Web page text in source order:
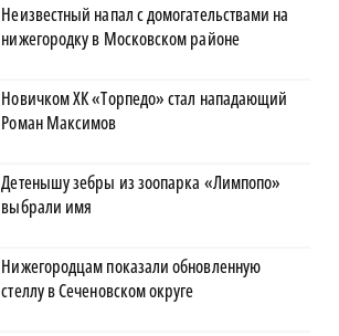
Неизвестный напал с домогательствами на
нижегородку в Московском районе
Новичком ХК «Торпедо» стал нападающий
Роман Максимов
Детенышу зебры из зоопарка «Лимпопо»
выбрали имя
Нижегородцам показали обновленную
стеллу в Сеченовском округе